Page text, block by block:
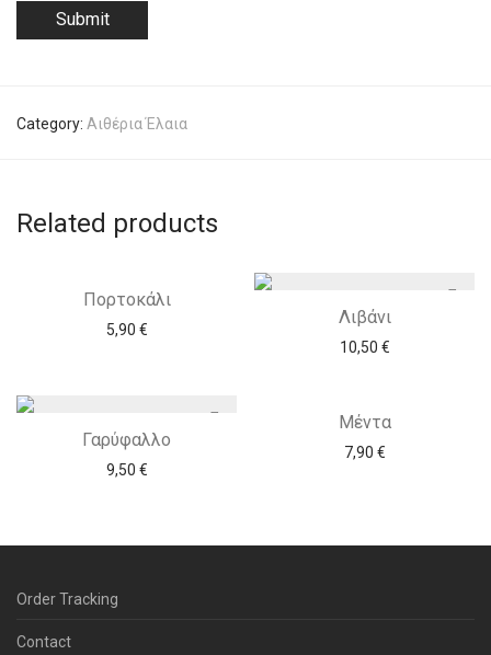
Category: Αιθέρια Έλαια
Related products
Πορτοκάλι
5,90 €
Λιβάνι
10,50 €
Γαρύφαλλο
9,50 €
Μέντα
7,90 €
Order Tracking
Contact